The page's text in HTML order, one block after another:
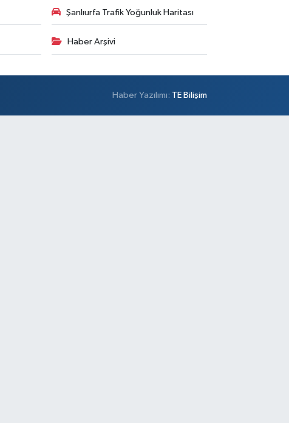
Şanlıurfa Trafik Yoğunluk Haritası
Haber Arşivi
Haber Yazılımı: TE Bilişim